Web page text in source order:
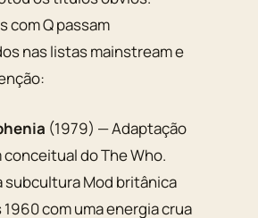
com Q passam
nas listas mainstream e
(1979) — Adaptação
conceitual do The Who.
subcultura Mod britânica
com uma energia crua